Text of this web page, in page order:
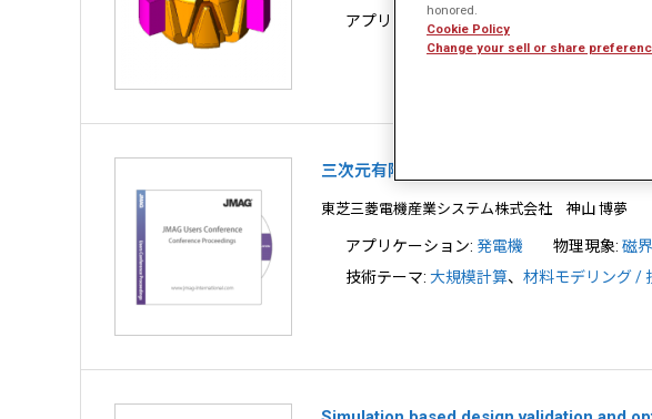
アプリケーション:発電機
三次元有限要素法による4極空冷タービン発
東芝三菱電機産業システム株式会社 神山 博夢
アプリケーション: 発電機 物理現象:磁界
技術テーマ: 大規模計算、 材料モデリング /
honored.
Cookie Policy
Change your sell or share